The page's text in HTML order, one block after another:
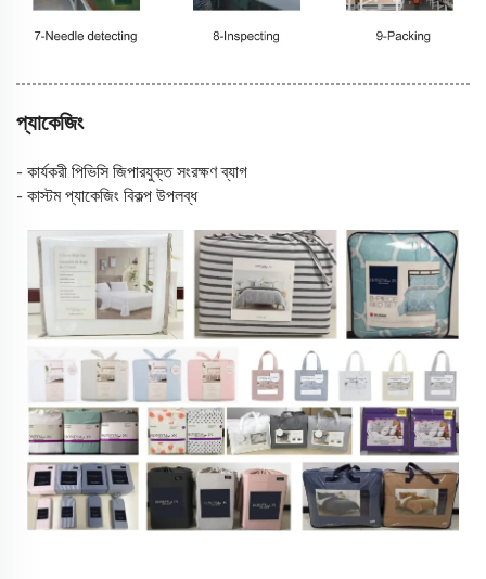
প্যাকেজিং
- কার্যকরী পিভিসি জিপারযুক্ত সংরক্ষণ ব্যাগ
- কাস্টম প্যাকেজিং বিকল্প উপলব্ধ